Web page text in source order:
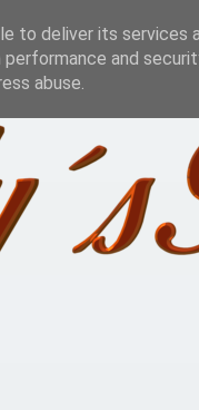
Challenge
to deliver its services
and
abuse.